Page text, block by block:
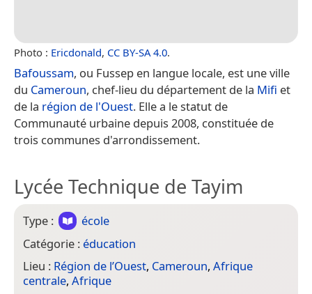
Photo : Ericdonald, CC BY-SA 4.0.
Bafoussam, ou Fussep en langue locale, est une ville
du Cameroun, chef-lieu du département de la Mifi et
de la région de l'Ouest. Elle a le statut de
Communauté urbaine depuis 2008, constituée de
trois communes d'arrondissement.
Lycée Technique de Tayim
Type :
école
Catégorie : éducation
Lieu : Région de l’Ouest, Cameroun, Afrique
centrale, Afrique